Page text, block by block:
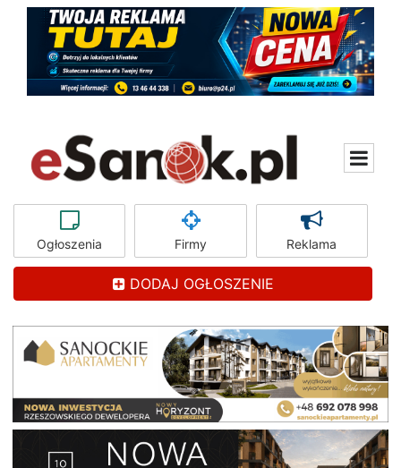
Ogłoszenia Firmy Reklama
DODAJ OGŁOSZENIE